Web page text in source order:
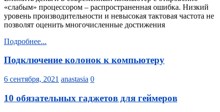
«слабым» процессором – распространенная ошибка. Низкий
уровень производительности и невысокая тактовая частота не
позволят оценить многочисленные достижения
Подробнее...
Подключение колонок к компьютеру
6 сентября, 2021 anastasia 0
10 обязательных гаджетов для геймеров